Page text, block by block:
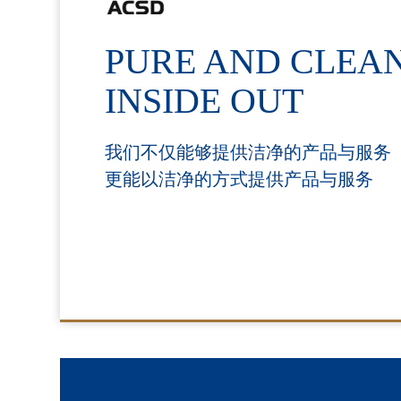
PURE AND
INSIDE OUT
我们不仅能够提供洁净的产品与服务
更能以洁净的方式提供产品与服务